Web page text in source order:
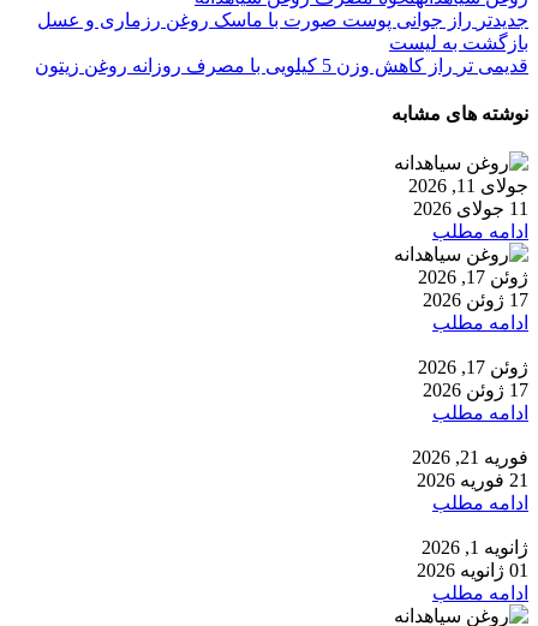
جدیدتر راز جوانی پوست صورت با ماسک روغن رزماری و عسل
بازگشت به لیست
قدیمی تر راز کاهش وزن 5 کیلویی با مصرف روزانه روغن زیتون
نوشته های مشابه
جولای 11, 2026
11 جولای 2026
ادامه مطلب
ژوئن 17, 2026
17 ژوئن 2026
ادامه مطلب
ژوئن 17, 2026
17 ژوئن 2026
ادامه مطلب
فوریه 21, 2026
21 فوریه 2026
ادامه مطلب
ژانویه 1, 2026
01 ژانویه 2026
ادامه مطلب